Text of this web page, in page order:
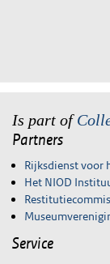
Is part of
Partners
Rijksdienst voor
Het NIOD
Service